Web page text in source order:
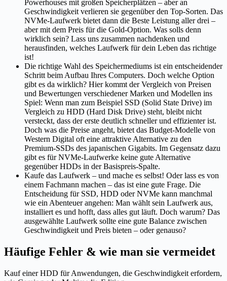
Powerhouses mit großen Speicherplätzen – aber an
Geschwindigkeit verlieren sie gegenüber den Top-Sorten. Das
NVMe-Laufwerk bietet dann die Beste Leistung aller drei –
aber mit dem Preis für die Gold-Option. Was solls denn
wirklich sein? Lass uns zusammen nachdenken und
herausfinden, welches Laufwerk für dein Leben das richtige
ist!
Die richtige Wahl des Speichermediums ist ein entscheidender
Schritt beim Aufbau Ihres Computers. Doch welche Option
gibt es da wirklich? Hier kommt der Vergleich von Preisen
und Bewertungen verschiedener Marken und Modellen ins
Spiel: Wenn man zum Beispiel SSD (Solid State Drive) im
Vergleich zu HDD (Hard Disk Drive) steht, bleibt nicht
versteckt, dass der erste deutlich schneller und effizienter ist.
Doch was die Preise angeht, bietet das Budget-Modelle von
Western Digital oft eine attraktive Alternative zu den
Premium-SSDs des japanischen Gigabits. Im Gegensatz dazu
gibt es für NVMe-Laufwerke keine gute Alternative
gegenüber HDDs in der Basispreis-Spalte.
Kaufe das Laufwerk – und mache es selbst! Oder lass es von
einem Fachmann machen – das ist eine gute Frage. Die
Entscheidung für SSD, HDD oder NVMe kann manchmal
wie ein Abenteuer angehen: Man wählt sein Laufwerk aus,
installiert es und hofft, dass alles gut läuft. Doch warum? Das
ausgewählte Laufwerk sollte eine gute Balance zwischen
Geschwindigkeit und Preis bieten – oder genauso?
Häufige Fehler & wie man sie vermeidet
Kauf einer HDD für Anwendungen, die Geschwindigkeit erfordern,